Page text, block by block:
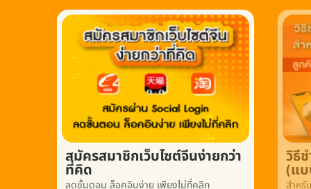
สมัครสมาชิกเว็บไซต์จีนง่ายกว่า
ที่คิด
ลดขั้นตอน ล็อคอินง่าย เพียงไม่กี่คลิก
วิธี
(แ
สำหรั